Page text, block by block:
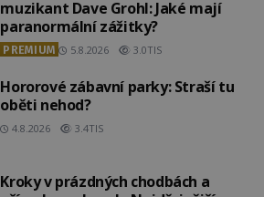
muzikant Dave Grohl: Jaké mají
paranormální zážitky?
PREMIUM 5.8.2026 3.0TIS
Hororové zábavní parky: Straší tu
oběti nehod?
4.8.2026 3.4TIS
Kroky v prázdných chodbách a